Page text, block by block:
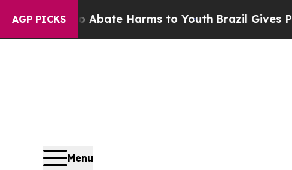
AGP PICKS
to Abate Harms to Youth Brazil Gives Parents
Menu